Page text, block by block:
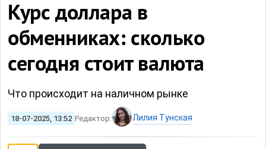
Курс доллара в
обменниках: сколько
сегодня стоит валюта
Что происходит на наличном рынке
18-07-2025, 13:52 Редактор: Лилия Тунская